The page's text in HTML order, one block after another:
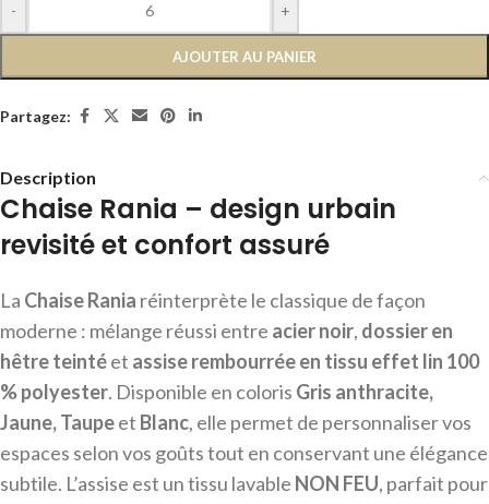
- +
AJOUTER AU PANIER
Partagez:
Description
Chaise Rania – design urbain
revisité et confort assuré
La Chaise Rania réinterprète le classique de façon
moderne : mélange réussi entre acier noir, dossier en
hêtre teintéet assise rembourrée en tissu effet lin 100
% polyester. Disponible en coloris Gris anthracite,
Jaune, Taupeet Blanc, elle permet de personnaliser vos
espaces selon vos goûts tout en conservant une élégance
subtile. L’assise est un tissu lavable NON FEU, parfait pour